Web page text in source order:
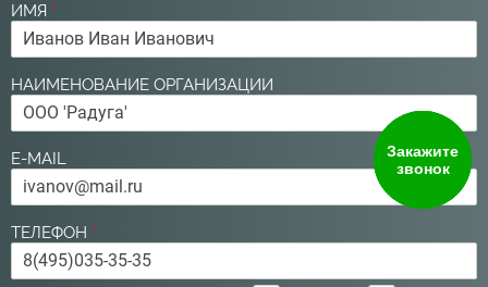
Закажите
звонок
ИМЯ *
НАИМЕНОВАНИЕ ОРГАНИЗАЦИИ
E-MAIL
ТЕЛЕФОН *